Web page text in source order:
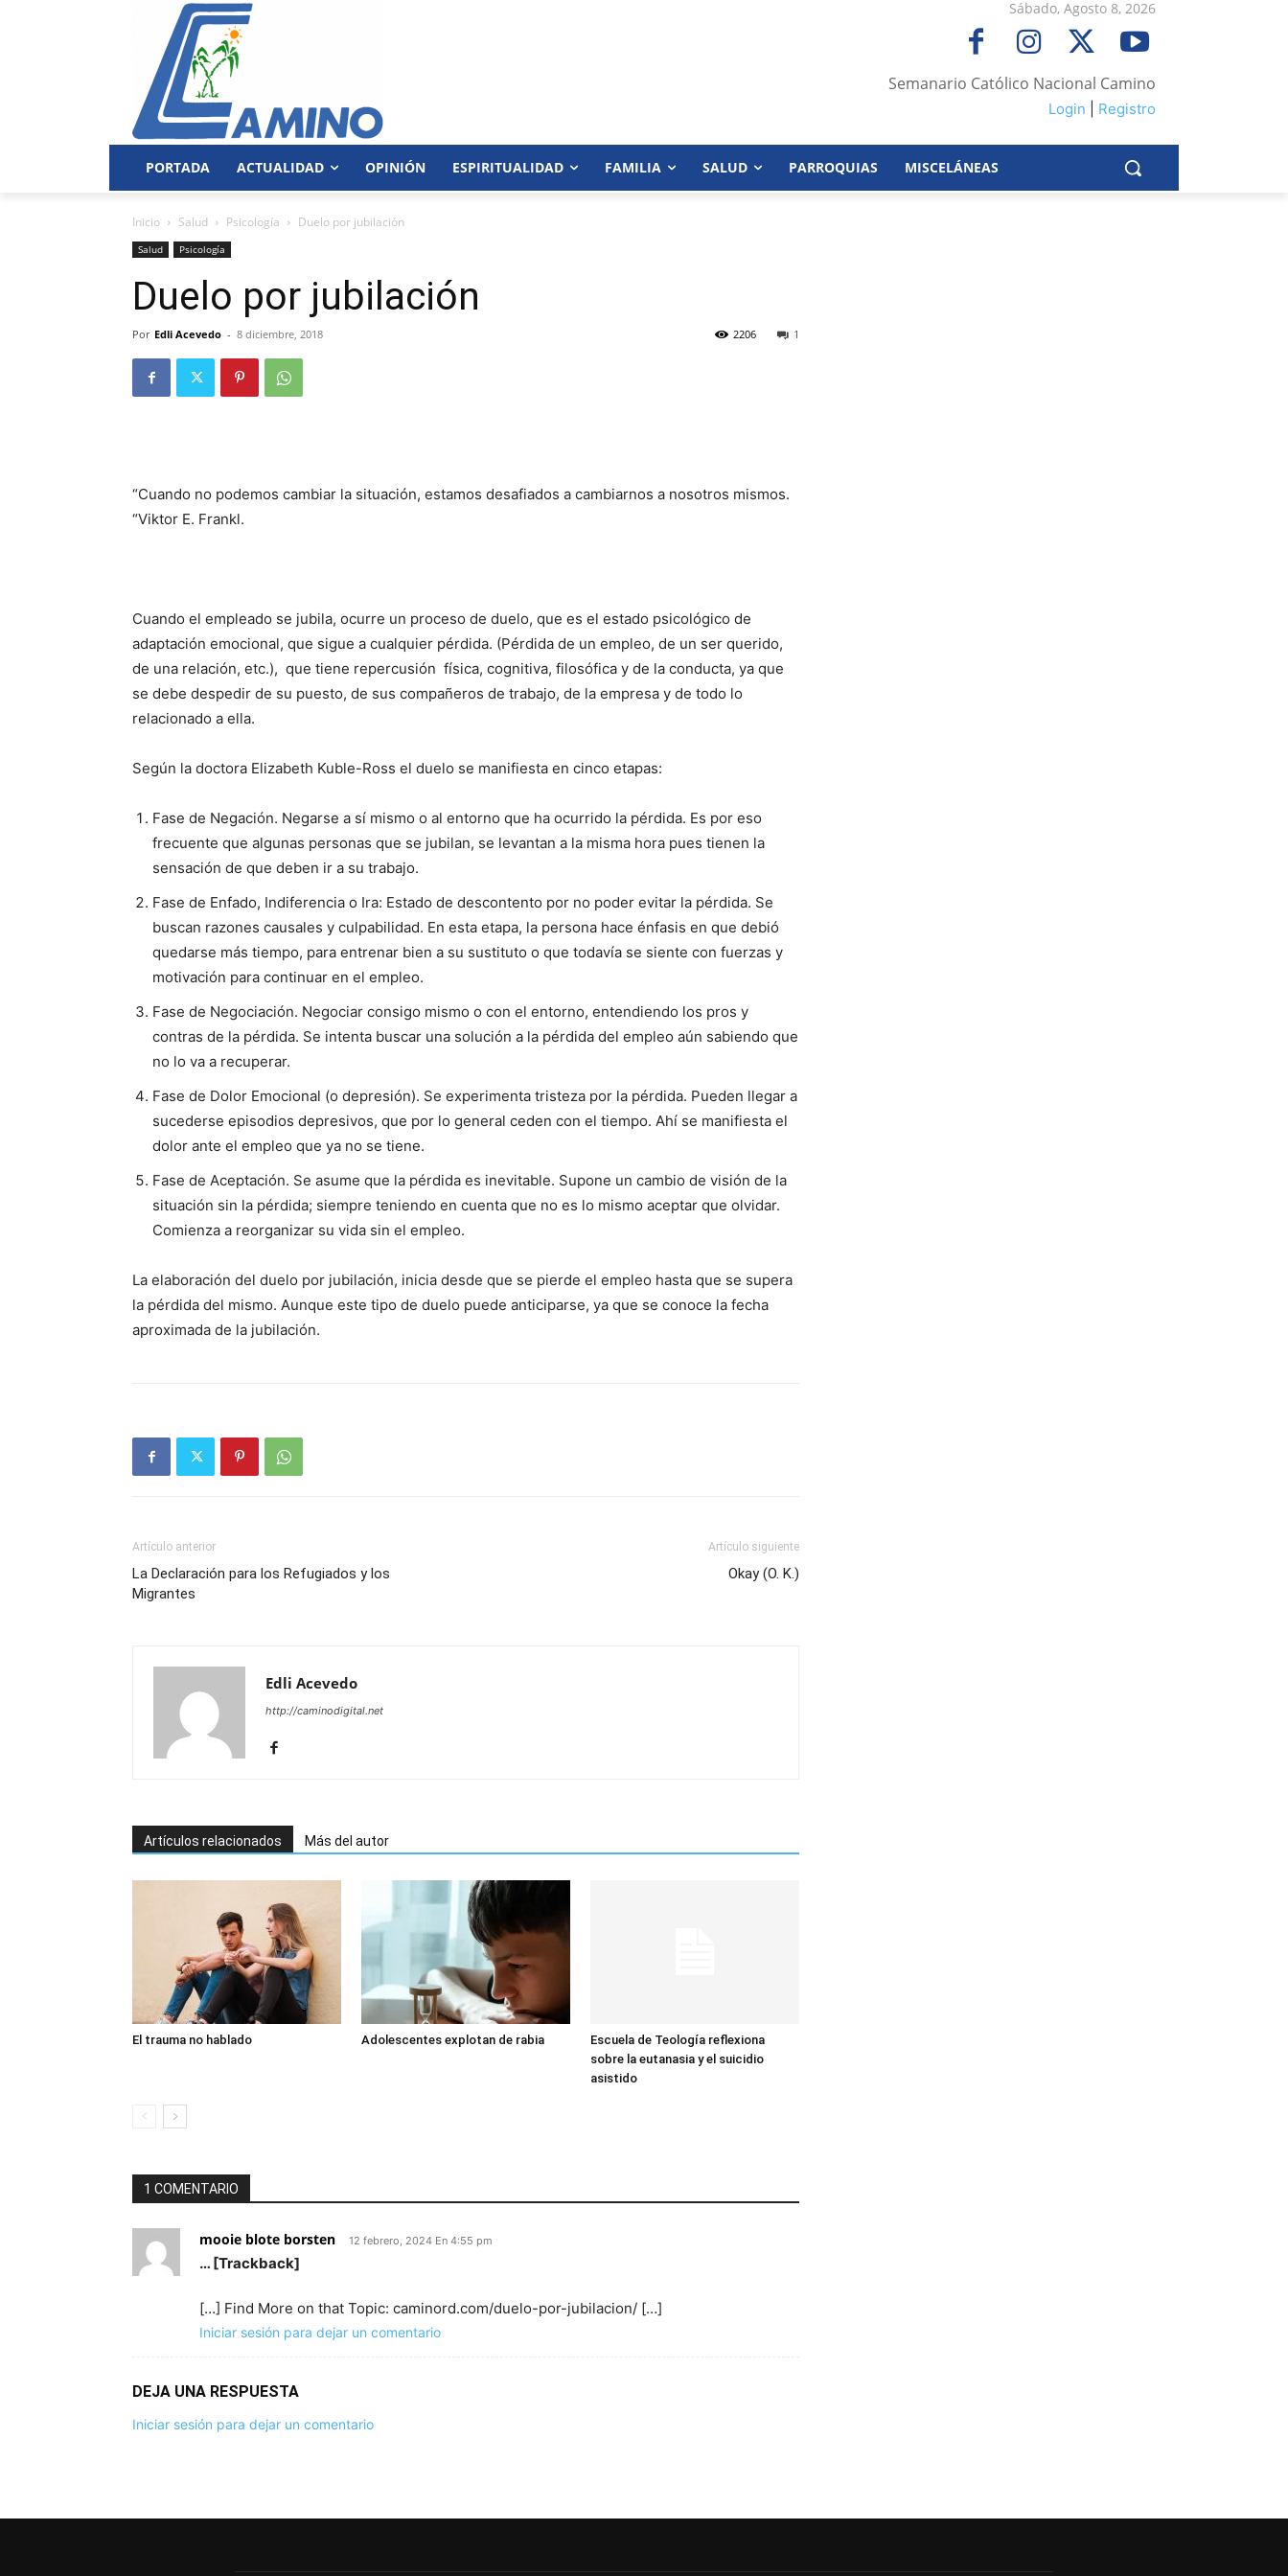
Sábado, Agosto 8, 2026
Semanario Católico Nacional Camino
Login Registro
PORTADA ACTUALIDAD OPINIÓN ESPIRITUALIDAD FAMILIA SALUD PARROQUIAS MISCELÁNEAS
Inicio Salud Psicología Duelo por jubilación
Salud Psicología
Duelo por jubilación
Por Edli Acevedo - 8 diciembre, 2018 1
2206
“Cuando no podemos cambiar la situación, estamos desafiados a cambiarnos a nosotros mismos.
“Viktor E. Frankl.
Cuando el empleado se jubila, ocurre un proceso de duelo, que es el estado psicológico de
adaptación emocional, que sigue a cualquier pérdida. (Pérdida de un em­pleo, de un ser querido,
de una relación, etc.), que tiene repercu­sión física, cognitiva, filo­sófica y de la conducta, ya que
se debe despedir de su puesto, de sus compañeros de trabajo, de la empresa y de todo lo
relacionado a ella.
Según la doctora Eliza­beth Kuble-Ross el duelo se ma­nifiesta en cinco etapas:
Fase de Negación. Ne­garse a sí mismo o al entorno que ha ocurrido la pérdida. Es por eso
frecuente que al­gunas personas que se jubilan, se levantan a la misma hora pues tienen la
sensa­ción de que deben ir a su trabajo.
Fase de Enfado, Indi­ferencia o Ira: Estado de descontento por no poder evitar la pérdida. Se
buscan razones causales y culpabilidad. En esta eta­pa, la persona hace énfasis en que debió
quedarse más tiempo, para entrenar bien a su sustituto o que todavía se siente con fuerzas y
motiva­ción para continuar en el empleo.
Fase de Negociación. Negociar consigo mismo o con el entorno, entendiendo los pros y
contras de la pérdida. Se intenta buscar una solución a la pérdida del em­pleo aún sabiendo que
no lo va a recuperar.
Fase de Dolor Emo­cional (o depresión). Se experimenta tristeza por la pérdida. Pueden llegar a
su­cederse episodios depresi­vos, que por lo general ce­den con el tiempo. Ahí se manifiesta el
dolor ante el empleo que ya no se tiene.
Fase de Aceptación. Se asume que la pérdida es inevitable. Supone un cambio de visión de la
situación sin la pérdida; siempre teniendo en cuenta que no es lo mismo aceptar que olvidar.
Comienza a reorganizar su vida sin el empleo.
La elaboración del duelo por jubilación, inicia desde que se pierde el empleo hasta que se supera
la pérdida del mismo. Aunque este tipo de duelo puede anticiparse, ya que se conoce la fecha
aproximada de la jubilación.
Artículo anterior
La Declaración para los Refugiados y los
Migrantes
Artículo siguiente
Okay (O. K.)
Edli Acevedo
http://caminodigital.net
Artículos relacionados Más del autor
El trauma no hablado Adolescentes explotan de rabia
Escuela de Teología reflexiona
sobre la eutanasia y el suicidio
asistido
1 COMENTARIO
mooie blote borsten 12 febrero, 2024 En 4:55 pm
… [Trackback]
[…] Find More on that Topic: caminord.com/duelo-por-jubilacion/ […]
Iniciar sesión para dejar un comentario
DEJA UNA RESPUESTA
Iniciar sesión para dejar un comentario